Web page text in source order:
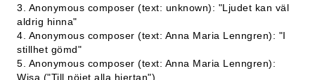
3. Anonymous composer (text: unknown): "Ljudet kan väl
aldrig hinna"
4. Anonymous composer (text: Anna Maria Lenngren): "I
stillhet gömd"
5. Anonymous composer (text: Anna Maria Lenngren):
Wisa ("Till nöjet alla hjertan")